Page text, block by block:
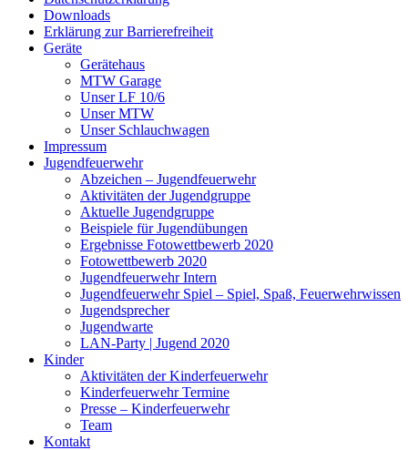
Downloads
Erklärung zur Barriere­frei­heit
Geräte
Gerätehaus
MTW Garage
Unser LF 10/6
Unser MTW
Unser Schlauchwagen
Impressum
Jugendfeuerwehr
Abzeichen – Jugendfeuerwehr
Aktivitäten der Jugendgruppe
Aktuelle Jugendgruppe
Beispiele für Jugendübungen
Ergebnisse Fotowettbewerb 2020
Fotowettbewerb 2020
Jugendfeuerwehr Intern
Jugendfeuerwehr Spiel – Spiel, Spaß, Feuerwehrwissen
Jugendsprecher
Jugendwarte
LAN-Party | Jugend 2020
Kinder
Aktivitäten der Kinderfeuerwehr
Kinderfeuerwehr Termine
Presse – Kinderfeuerwehr
Team
Kontakt